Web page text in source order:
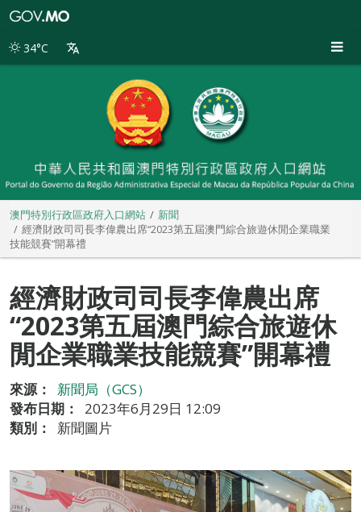
別
34°C
澳門特別行政區政府入口網站
新聞
經濟財政司司長李偉農出席“2023第五屆澳門綜合旅遊休閒企業職業
技能競賽”開幕禮
經濟財政司司長李偉農出席
“2023第五屆澳門綜合旅遊休
閒企業職業技能競賽”開幕禮
來源：
新聞局（GCS）
發布日期：
2023年6月29日 12:09
類別：
新聞圖片